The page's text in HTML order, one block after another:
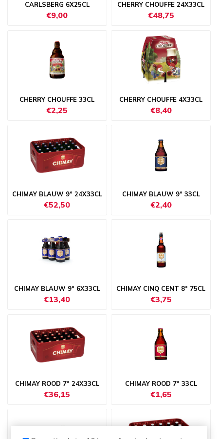
CARLSBERG 6X25CL
€9,00
CHERRY CHOUFFE 24X33CL
€48,75
CHERRY CHOUFFE 33CL
€2,25
CHERRY CHOUFFE 4X33CL
€8,40
CHIMAY BLAUW 9° 24X33CL
€52,50
CHIMAY BLAUW 9° 33CL
€2,40
CHIMAY BLAUW 9° 6X33CL
€13,40
CHIMAY CINQ CENT 8° 75CL
€3,75
CHIMAY ROOD 7° 24X33CL
€36,15
CHIMAY ROOD 7° 33CL
€1,65